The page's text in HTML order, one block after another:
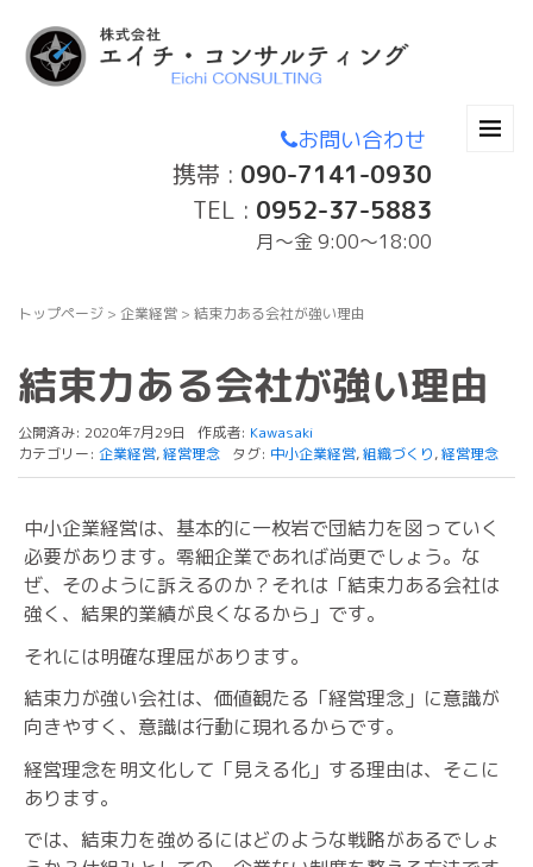
お問い合わせ
携帯 : 090-7141-0930
TEL : 0952-37-5883
月〜金 9:00～18:00
トップページ > 企業経営 > 結束力ある会社が強い理由
結束力ある会社が強い理由
公開済み: 2020年7月29日 作成者: Kawasaki
カテゴリー: 企業経営,経営理念 タグ: 中小企業経営,組織づくり,経営理念
中小企業経営は、基本的に一枚岩で団結力を図っていく
必要があります。零細企業であれば尚更でしょう。な
ぜ、そのように訴えるのか？それは「結束力ある会社は
強く、結果的業績が良くなるから」です。
それには明確な理屈があります。
結束力が強い会社は、価値観たる「経営理念」に意識が
向きやすく、意識は行動に現れるからです。
経営理念を明文化して「見える化」する理由は、そこに
あります。
では、結束力を強めるにはどのような戦略があるでしょ